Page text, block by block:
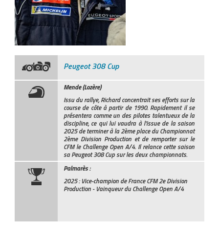
Peugeot 308 Cup
Mende (Lozère)
Issu du rallye, Richard concentrait ses efforts sur la
course de côte à partir de 1990. Rapidement il se
présentera comme un des pilotes talentueux de la
discipline, ce qui lui vaudra à l’issue de la saison
2025 de terminer à la 2ème place du Championnat
2ème Division Production et de remporter sur le
CFM le Challenge Open A/4. Il relance cette saison
sa Peugeot 308 Cup sur les deux championnats.
Palmarès :
2025 : Vice-champion de France CFM 2e Division
Production - Vainqueur du Challenge Open A/4